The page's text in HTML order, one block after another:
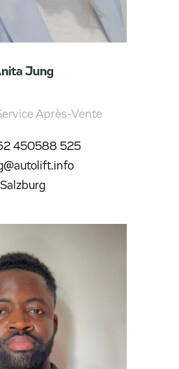
Jung
Après-Vente
450588 525
Salzburg